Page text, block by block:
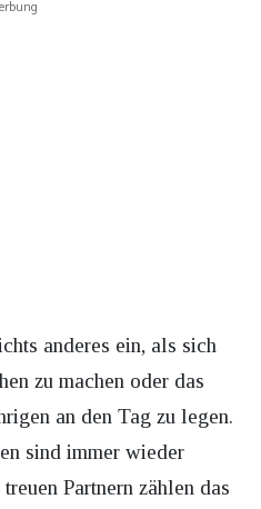
anderes ein, als sich
zu machen oder das
an den Tag zu legen.
sind immer wieder
Partnern zählen das